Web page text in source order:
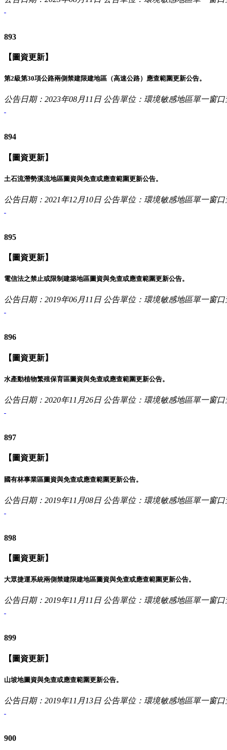
893
【圖資更新】
第2級第30項公路兩側禁建限建地區（高速公路）應查範圍更新公告。
公告日期：2023年08月11日 公告單位：環境敏感地區單一窗
894
【圖資更新】
土石流潛勢溪流地區圖資與免查或應查範圍更新公告。
公告日期：2021年12月10日 公告單位：環境敏感地區單一窗
895
【圖資更新】
電信法之禁止或限制建築地區圖資與免查或應查範圍更新公告。
公告日期：2019年06月11日 公告單位：環境敏感地區單一窗
896
【圖資更新】
水產動植物繁殖保育區圖資與免查或應查範圍更新公告。
公告日期：2020年11月26日 公告單位：環境敏感地區單一窗
897
【圖資更新】
國有林事業區圖資與免查或應查範圍更新公告。
公告日期：2019年11月08日 公告單位：環境敏感地區單一窗
898
【圖資更新】
大眾捷運系統兩側禁建限建地區圖資與免查或應查範圍更新公告。
公告日期：2019年11月11日 公告單位：環境敏感地區單一窗
899
【圖資更新】
山坡地圖資與免查或應查範圍更新公告。
公告日期：2019年11月13日 公告單位：環境敏感地區單一窗
900